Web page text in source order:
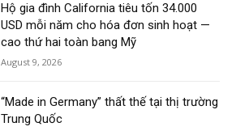
Hộ gia đình California tiêu tốn 34.000
USD mỗi năm cho hóa đơn sinh hoạt —
cao thứ hai toàn bang Mỹ
August 9, 2026
“Made in Germany” thất thế tại thị trường
Trung Quốc